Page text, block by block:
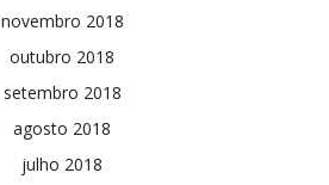
novembro 2018
outubro 2018
setembro 2018
agosto 2018
julho 2018